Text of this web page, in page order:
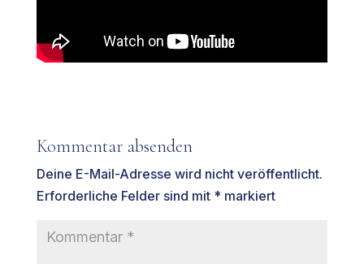
Kommentar absenden
Deine E-Mail-Adresse wird nicht veröffentlicht.
Erforderliche Felder sind mit *markiert